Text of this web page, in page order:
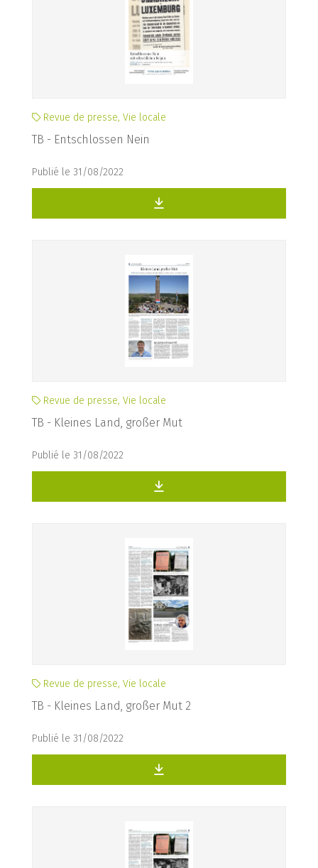
Revue de presse, Vie locale
TB - Entschlossen Nein
Publié le 31/08/2022
Revue de presse, Vie locale
TB - Kleines Land, großer Mut
Publié le 31/08/2022
Revue de presse, Vie locale
TB - Kleines Land, großer Mut 2
Publié le 31/08/2022